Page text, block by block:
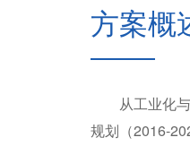
方案概
从工业化与
规划（2016-